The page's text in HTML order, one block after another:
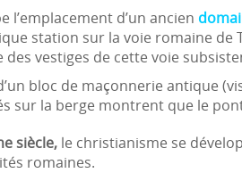
l’emplacement d’un ancien
station sur la voie romaine de
des vestiges de cette voie
bloc de maçonnerie antique
sur la berge montrent que le
siècle, le christianisme se
romaines.